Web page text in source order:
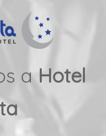
aHotel